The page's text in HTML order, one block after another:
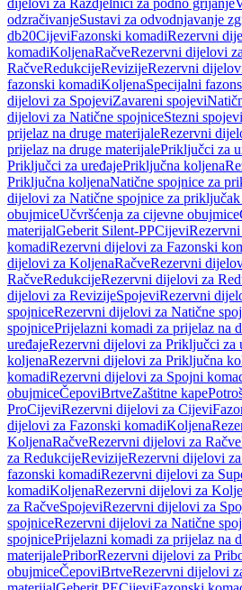
dijelovi za Razdjelnici za podno grijanje
odzračivanjeSustavi za odvodnjavanje
db20CijeviFazonski komadiRezervni
komadiKoljenaRačveRezervni dijelovi za
RačveRedukcijeRevizijeRezervni
fazonski komadiKoljenaSpecijalni
dijelovi za SpojeviZavareni spojevi
dijelovi za Natične spojniceStezni spojevi
prijelaz na druge materijaleRezervni
prijelaz na druge materijalePriključci za
Priključci za uređajePriključna koljena
Priključna koljenaNatične spojnice za
dijelovi za Natične spojnice za priključak
obujmiceUčvršćenja za cijevne obujmice
materijalGeberit Silent-PPCijevi
komadiRezervni dijelovi za Fazonski
dijelovi za KoljenaRačveRezervni
RačveRedukcijeRezervni dijelovi za
dijelovi za RevizijeSpojeviRezervni
spojniceRezervni dijelovi za Natične
spojnicePrijelazni komadi za prijelaz na
uređajeRezervni dijelovi za Priključci za
koljenaRezervni dijelovi za Priključna
komadiRezervni dijelovi za Spojni
obujmiceČepoviBrtveZaštitne kape
ProCijeviRezervni dijelovi za Cijevi
dijelovi za Fazonski komadiKoljena
KoljenaRačveRezervni dijelovi za Račve
za RedukcijeRevizijeRezervni dijelovi
fazonski komadiRezervni dijelovi za
komadiKoljenaRezervni dijelovi za
za RačveSpojeviRezervni dijelovi za
spojniceRezervni dijelovi za Natične
spojnicePrijelazni komadi za prijelaz na
materijalePriborRezervni dijelovi za
obujmiceČepoviBrtveRezervni dijelovi